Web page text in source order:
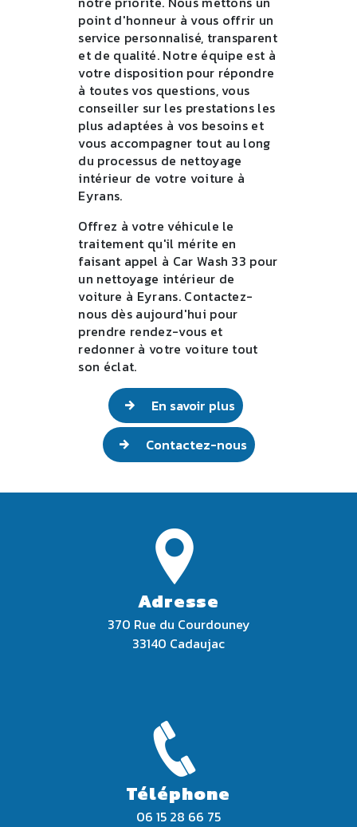
point d'honneur à vous offrir un
service personnalisé, transparent
et de qualité. Notre équipe est à
votre disposition pour répondre
à toutes vos questions, vous
conseiller sur les prestations les
plus adaptées à vos besoins et
vous accompagner tout au long
du processus de nettoyage
intérieur de votre voiture à
Eyrans.
Offrez à votre véhicule le
traitement qu'il mérite en
faisant appel à Car Wash 33 pour
un nettoyage intérieur de
voiture à Eyrans. Contactez-
nous dès aujourd'hui pour
prendre rendez-vous et
redonner à votre voiture tout
son éclat.
En savoir plus
Contactez-nous
Adresse
370 Rue du Courdouney
33140 Cadaujac
Téléphone
06 15 28 66 75